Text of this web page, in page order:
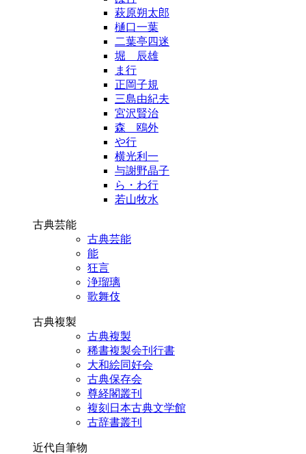
萩原朔太郎
樋口一葉
二葉亭四迷
堀 辰雄
ま行
正岡子規
三島由紀夫
宮沢賢治
森 鴎外
や行
横光利一
与謝野晶子
ら・わ行
若山牧水
古典芸能
古典芸能
能
狂言
浄瑠璃
歌舞伎
古典複製
古典複製
稀書複製会刊行書
大和絵同好会
古典保存会
尊経閣叢刊
複刻日本古典文学館
古辞書叢刊
近代自筆物